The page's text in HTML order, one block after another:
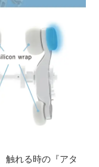
触れる時の『アタ